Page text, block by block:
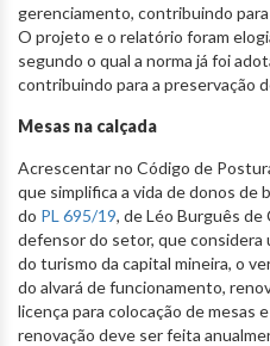
gerenciamento, contribuindo
O projeto e o relatório foram
segundo o qual a norma já foi
contribuindo para a preservação
Mesas na calçada
Acrescentar no Código de
que simplifica a vida de donos
do PL 695/19, de Léo Burguês de
defensor do setor, que
do turismo da capital mineira, o
do alvará de funcionamento,
licença para colocação de mesas
renovação deve ser feita